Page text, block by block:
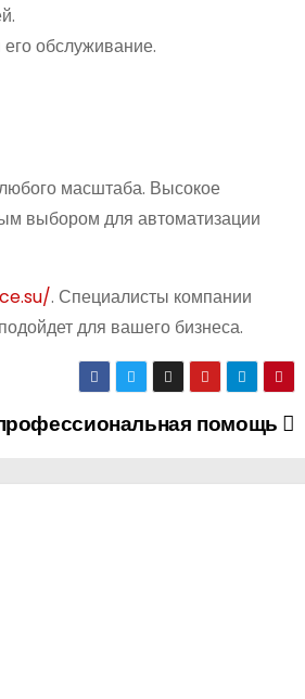
обслуживание.
масштаба. Высокое
выбором для автоматизации
. Специалисты компании
для вашего бизнеса.
помощь